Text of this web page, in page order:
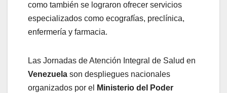
como también se lograron ofrecer servicios
especializados como ecografías, preclínica,
enfermería y farmacia.
Las Jornadas de Atención Integral de Salud en
Venezuela son despliegues nacionales
organizados por el
Ministerio del Poder